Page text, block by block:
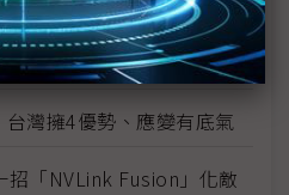
值 體質調整不能止於空
灣擁4優勢、應變有底氣
「NVLink Fusion」化敵